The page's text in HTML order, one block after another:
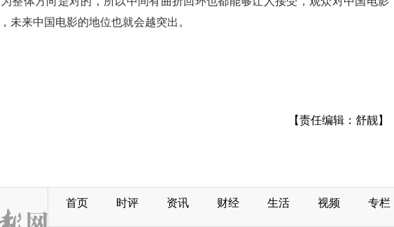
未来中国电影的地位也就会越突出。
【责任编辑：舒靓】
首页 时评 资讯 财经 生活 视频 专栏